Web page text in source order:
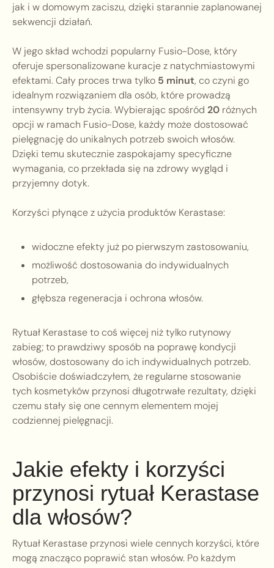
jak i w domowym zaciszu, dzięki starannie zaplanowanej
sekwencji działań.
W jego skład wchodzi popularny Fusio-Dose, który
oferuje spersonalizowane kuracje z natychmiastowymi
efektami. Cały proces trwa tylko 5 minut, co czyni go
idealnym rozwiązaniem dla osób, które prowadzą
intensywny tryb życia. Wybierając spośród 20 różnych
opcji w ramach Fusio-Dose, każdy może dostosować
pielęgnację do unikalnych potrzeb swoich włosów.
Dzięki temu skutecznie zaspokajamy specyficzne
wymagania, co przekłada się na zdrowy wygląd i
przyjemny dotyk.
Korzyści płynące z użycia produktów Kerastase:
widoczne efekty już po pierwszym zastosowaniu,
możliwość dostosowania do indywidualnych
potrzeb,
głębsza regeneracja i ochrona włosów.
Rytuał Kerastase to coś więcej niż tylko rutynowy
zabieg; to prawdziwy sposób na poprawę kondycji
włosów, dostosowany do ich indywidualnych potrzeb.
Osobiście doświadczyłem, że regularne stosowanie
tych kosmetyków przynosi długotrwałe rezultaty, dzięki
czemu stały się one cennym elementem mojej
codziennej pielęgnacji.
Jakie efekty i korzyści
przynosi rytuał Kerastase
dla włosów?
Rytuał Kerastase przynosi wiele cennych korzyści, które
mogą znacząco poprawić stan włosów. Po każdym